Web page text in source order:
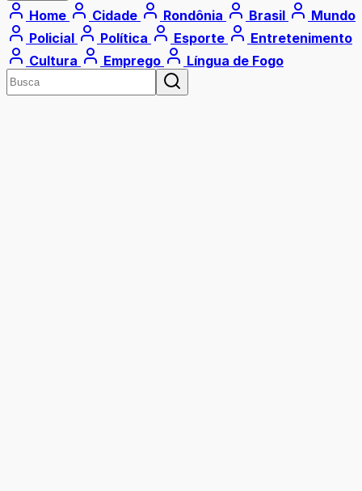
Home Cidade Rondônia Brasil
Mundo
Policial
Política Esporte
Entretenimento
Cultura
Emprego Língua de Fogo